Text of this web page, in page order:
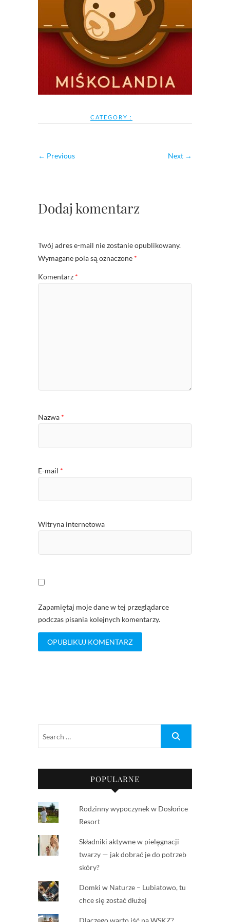
CATEGORY :
← Previous Next →
Dodaj komentarz
Twój adres e-mail nie zostanie opublikowany.
Wymagane pola są oznaczone *
Komentarz *
Nazwa *
E-mail *
Witryna internetowa
Zapamiętaj moje dane w tej przeglądarce
podczas pisania kolejnych komentarzy.
POPULARNE
Rodzinny wypoczynek w Dosłońce
Resort
Składniki aktywne w pielęgnacji
twarzy — jak dobrać je do potrzeb
skóry?
Domki w Naturze – Lubiatowo, tu
chce się zostać dłużej